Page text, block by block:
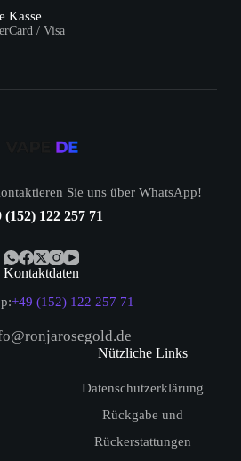
Kasse
/ Visa
Sie uns über WhatsApp!
(152) 122 257 71
Kontaktdaten
+49 (152) 122 257 71
Nützliche Links
Datenschutzerklärung
Rückgabe und
Rückerstattungen